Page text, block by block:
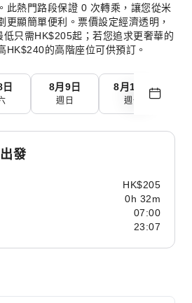
此熱門路段保證 0 次轉乘，讓您從米
更顯簡單便利。票價設定經濟透明，
只需HK$205起；若您追求更奢華的
HK$240的高階座位可供預訂。
8月9日
週日
8月10日
週一
發
HK$205
0h 32m
07:00
23:07